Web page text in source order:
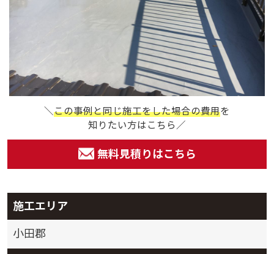
＼この事例と同じ施工をした場合の費用を
知りたい方はこちら／
無料見積りはこちら
施工エリア
小田郡